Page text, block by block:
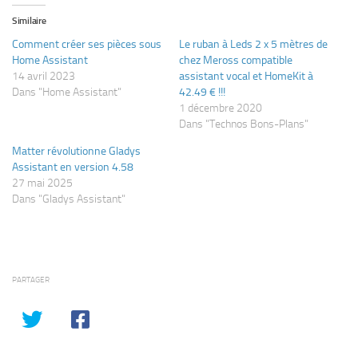
Similaire
Comment créer ses pièces sous
Home Assistant
14 avril 2023
Dans "Home Assistant"
Le ruban à Leds 2 x 5 mètres de
chez Meross compatible
assistant vocal et HomeKit à
42.49 € !!!
1 décembre 2020
Dans "Technos Bons-Plans"
Matter révolutionne Gladys
Assistant en version 4.58
27 mai 2025
Dans "Gladys Assistant"
PARTAGER